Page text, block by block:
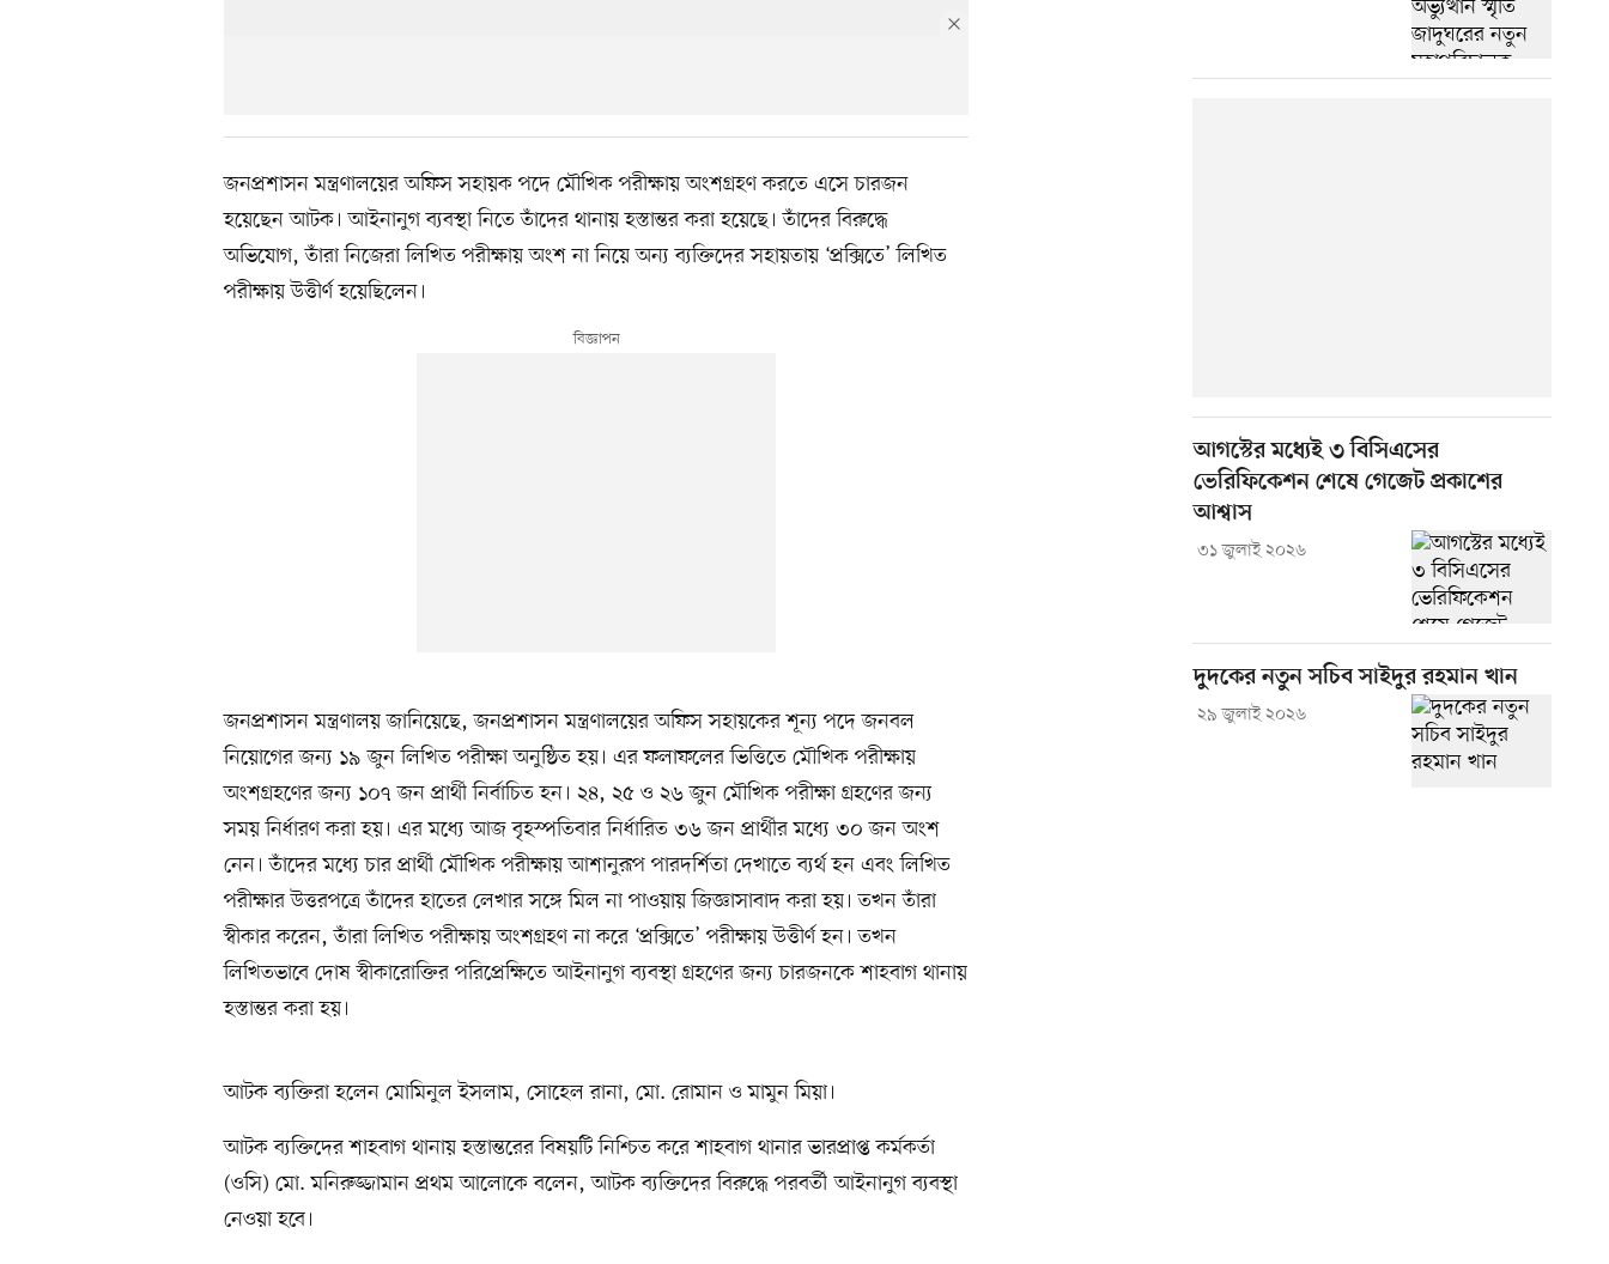
জনপ্রশাসন মন্ত্রণালয়ের অফিস সহায়ক পদে মৌখিক পরীক্ষায় অংশগ্রহণ করতে এসে চারজন
হয়েছেন আটক। আইনানুগ ব্যবস্থা নিতে তাঁদের থানায় হস্তান্তর করা হয়েছে। তাঁদের বিরুদ্ধে
অভিযোগ, তাঁরা নিজেরা লিখিত পরীক্ষায় অংশ না নিয়ে অন্য ব্যক্তিদের সহায়তায় ‘প্রক্সিতে’ লিখিত
পরীক্ষায় উত্তীর্ণ হয়েছিলেন।
জনপ্রশাসন মন্ত্রণালয় জানিয়েছে, জনপ্রশাসন মন্ত্রণালয়ের অফিস সহায়কের শূন্য পদে জনবল
নিয়োগের জন্য ১৯ জুন লিখিত পরীক্ষা অনুষ্ঠিত হয়। এর ফলাফলের ভিত্তিতে মৌখিক পরীক্ষায়
অংশগ্রহণের জন্য ১০৭ জন প্রার্থী নির্বাচিত হন। ২৪, ২৫ ও ২৬ জুন মৌখিক পরীক্ষা গ্রহণের জন্য
সময় নির্ধারণ করা হয়। এর মধ্যে আজ বৃহস্পতিবার নির্ধারিত ৩৬ জন প্রার্থীর মধ্যে ৩০ জন অংশ
নেন। তাঁদের মধ্যে চার প্রার্থী মৌখিক পরীক্ষায় আশানুরূপ পারদর্শিতা দেখাতে ব্যর্থ হন এবং লিখিত
পরীক্ষার উত্তরপত্রে তাঁদের হাতের লেখার সঙ্গে মিল না পাওয়ায় জিজ্ঞাসাবাদ করা হয়। তখন তাঁরা
স্বীকার করেন, তাঁরা লিখিত পরীক্ষায় অংশগ্রহণ না করে ‘প্রক্সিতে’ পরীক্ষায় উত্তীর্ণ হন। তখন
লিখিতভাবে দোষ স্বীকারোক্তির পরিপ্রেক্ষিতে আইনানুগ ব্যবস্থা গ্রহণের জন্য চারজনকে শাহবাগ থানায়
হস্তান্তর করা হয়।
আটক ব্যক্তিরা হলেন মোমিনুল ইসলাম, সোহেল রানা, মো. রোমান ও মামুন মিয়া।
আটক ব্যক্তিদের শাহবাগ থানায় হস্তান্তরের বিষয়টি নিশ্চিত করে শাহবাগ থানার ভারপ্রাপ্ত কর্মকর্তা
(ওসি) মো. মনিরুজ্জামান প্রথম আলোকে বলেন, আটক ব্যক্তিদের বিরুদ্ধে পরবর্তী আইনানুগ ব্যবস্থা
নেওয়া হবে।
আগস্টের মধ্যেই ৩ বিসিএসের
ভেরিফিকেশন শেষে গেজেট প্রকাশের
আশ্বাস
৩১ জুলাই ২০২৬
দুদকের নতুন সচিব সাইদুর রহমান খান
২৯ জুলাই ২০২৬